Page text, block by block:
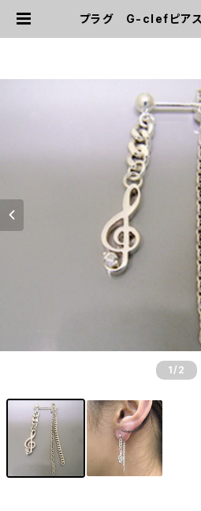
プラグ G-clefピア
1 /2